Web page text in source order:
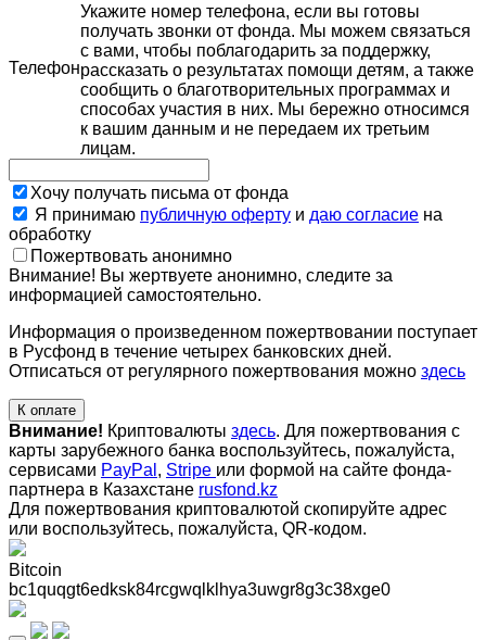
Телефон
Укажите номер телефона, если вы готовы
получать звонки от фонда. Мы можем связаться
с вами, чтобы поблагодарить за поддержку,
рассказать о результатах помощи детям, а также
сообщить о благотворительных программах и
способах участия в них. Мы бережно относимся
к вашим данным и не передаем их третьим
лицам.
Хочу получать письма от фонда
Я принимаю публичную оферту и даю согласие на
обработку
Пожертвовать анонимно
Внимание! Вы жертвуете анонимно, следите за
информацией самостоятельно.
Информация о произведенном пожертвовании поступает
в Русфонд в течение четырех банковских дней.
Отписаться от регулярного пожертвования можно здесь
К оплате
Внимание! Криптовалюты здесь. Для пожертвования с
карты зарубежного банка воспользуйтесь, пожалуйста,
сервисами PayPal , Stripe или формой на сайте фонда-
партнера в Казахстане rusfond.kz
Для пожертвования криптовалютой скопируйте адрес
или воспользуйтесь, пожалуйста, QR-кодом.
Bitcoin
bc1quqgt6edksk84rcgwqlklhya3uwgr8g3c38xge0